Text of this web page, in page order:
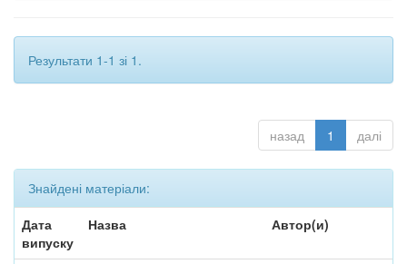
Результати 1-1 зі 1.
назад 1 далі
Знайдені матеріали:
Дата
випуску
Назва Автор(и)